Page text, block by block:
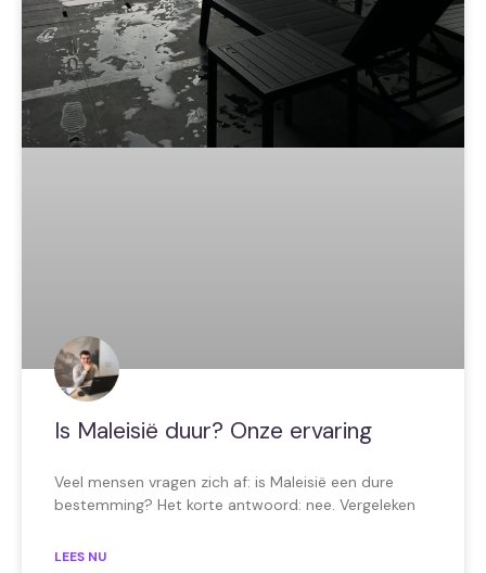
Is Maleisië duur? Onze ervaring
Veel mensen vragen zich af: is Maleisië een dure
bestemming? Het korte antwoord: nee. Vergeleken
LEES NU